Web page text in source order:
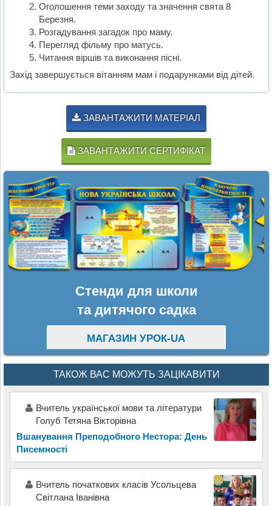
Оголошення теми заходу та значення свята 8
Березня.
Розгадування загадок про маму.
Перегляд фільму про матусь.
Читання віршів та виконання пісні.
Захід завершується вітанням мам і подарунками від дітей.
ЗАВАНТАЖИТИ МАТЕРІАЛ
ЗАВАНТАЖИТИ СЕРТИФІКАТ
Стенди для школи
та дитячого садка
МАГАЗИН УРОК-UA
ТАКОЖ ВАС МОЖУТЬ ЗАЦІКАВИТИ
Вчитель української мови та літератури
Голуб Тетяна Вікторівна
Вшанування Преподобного Нестора: День
Писемності
Вчитель початкових класів Усольцева
Світлана Іванівна